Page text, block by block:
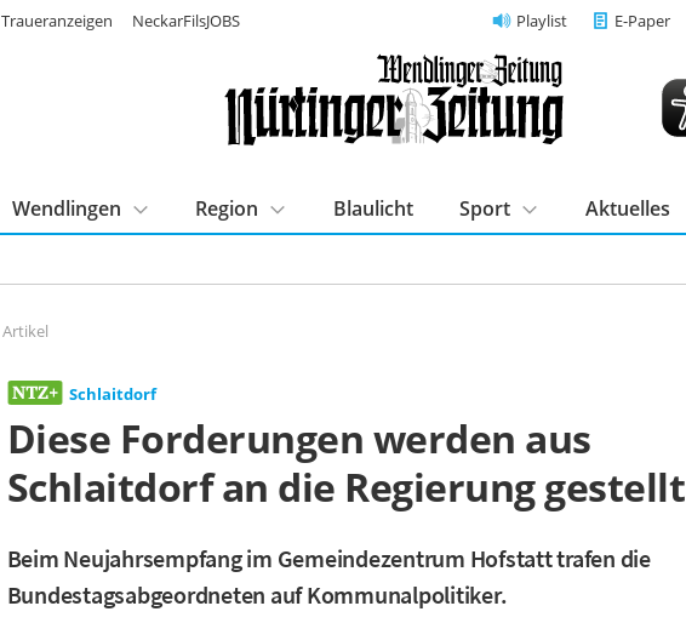
Playlist E-Paper
Wendlingen Region Blaulicht Sport Aktuelles
Traueranzeigen NeckarFilsJOBS
Artikel
Schlaitdorf
Diese Forderungen werden aus
Schlaitdorf an die Regierung gestellt
Beim Neujahrsempfang im Gemeindezentrum Hofstatt trafen die
Bundestagsabgeordneten auf Kommunalpolitiker.